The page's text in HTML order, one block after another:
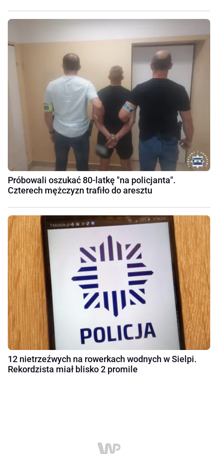
Próbowali oszukać 80-latkę "na policjanta".
Czterech mężczyzn trafiło do aresztu
12 nietrzeźwych na rowerkach wodnych w Sielpi.
Rekordzista miał blisko 2 promile